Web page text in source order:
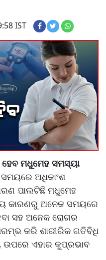
IST
ମଧୁମେହ ସମସ୍ୟା
ସମୟରେ ଅଧିକାଂଶ
ପାଲଟିଛି ମଧୁମେହ
କାରଣରୁ ଅନେକ ସମୟରେ
ସହ ଅନେକ ରୋଗର
କରି ଶାରୀରିକ ଗତିବିଧି
ଉପରେ ଏହାର କୁପ୍ରଭାବ